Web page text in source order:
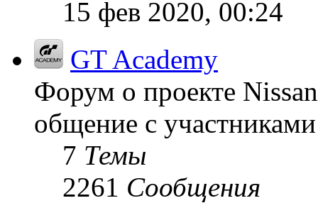
15 фев 2020, 00:24
GT Academy
Форум о проекте
общение с
7 Темы
2261 Сообщения